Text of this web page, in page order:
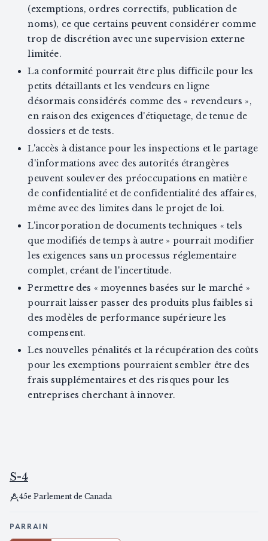
(exemptions, ordres correctifs, publication de
noms), ce que certains peuvent considérer comme
trop de discrétion avec une supervision externe
limitée.
La conformité pourrait être plus difficile pour les
petits détaillants et les vendeurs en ligne
désormais considérés comme des « revendeurs »,
en raison des exigences d'étiquetage, de tenue de
dossiers et de tests.
L'accès à distance pour les inspections et le partage
d'informations avec des autorités étrangères
peuvent soulever des préoccupations en matière
de confidentialité et de confidentialité des affaires,
même avec des limites dans le projet de loi.
L'incorporation de documents techniques « tels
que modifiés de temps à autre » pourrait modifier
les exigences sans un processus réglementaire
complet, créant de l'incertitude.
Permettre des « moyennes basées sur le marché »
pourrait laisser passer des produits plus faibles si
des modèles de performance supérieure les
compensent.
Les nouvelles pénalités et la récupération des coûts
pour les exemptions pourraient sembler être des
frais supplémentaires et des risques pour les
entreprises cherchant à innover.
S-4
45e Parlement de Canada
PARRAIN